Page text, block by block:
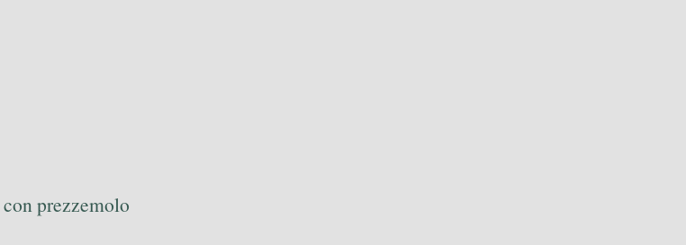
prezzemolo